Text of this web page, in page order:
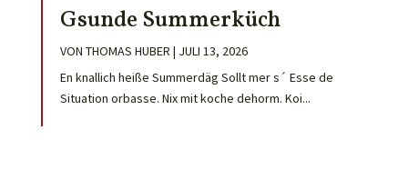
Gsunde Summerküch
VON THOMAS HUBER | JULI 13, 2026
En knallich heiße Summerdäg Sollt mer s´ Esse de
Situation orbasse. Nix mit koche dehorm. Koi...